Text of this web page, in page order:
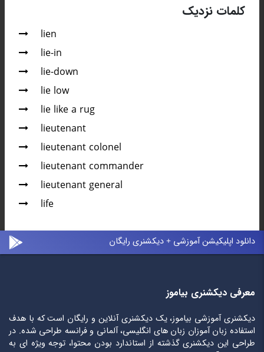
کلمات نزدیک
lien
lie-in
lie-down
lie low
lie like a rug
lieutenant
lieutenant colonel
lieutenant commander
lieutenant general
life
دانلود اپلیکیشن آموزشی + دیکشنری رایگان
معرفی دیکشنری بیاموز
دیکشنری آموزشی بیاموز، یک دیکشنری آنلاین و رایگان است که با هدف
استفاده زبان آموزان زبان های انگلیسی، آلمانی و فرانسه طراحی شده. در
طراحی این دیکشنری گذشته از استاندارد بودن محتوا، توجه ویژه ای به